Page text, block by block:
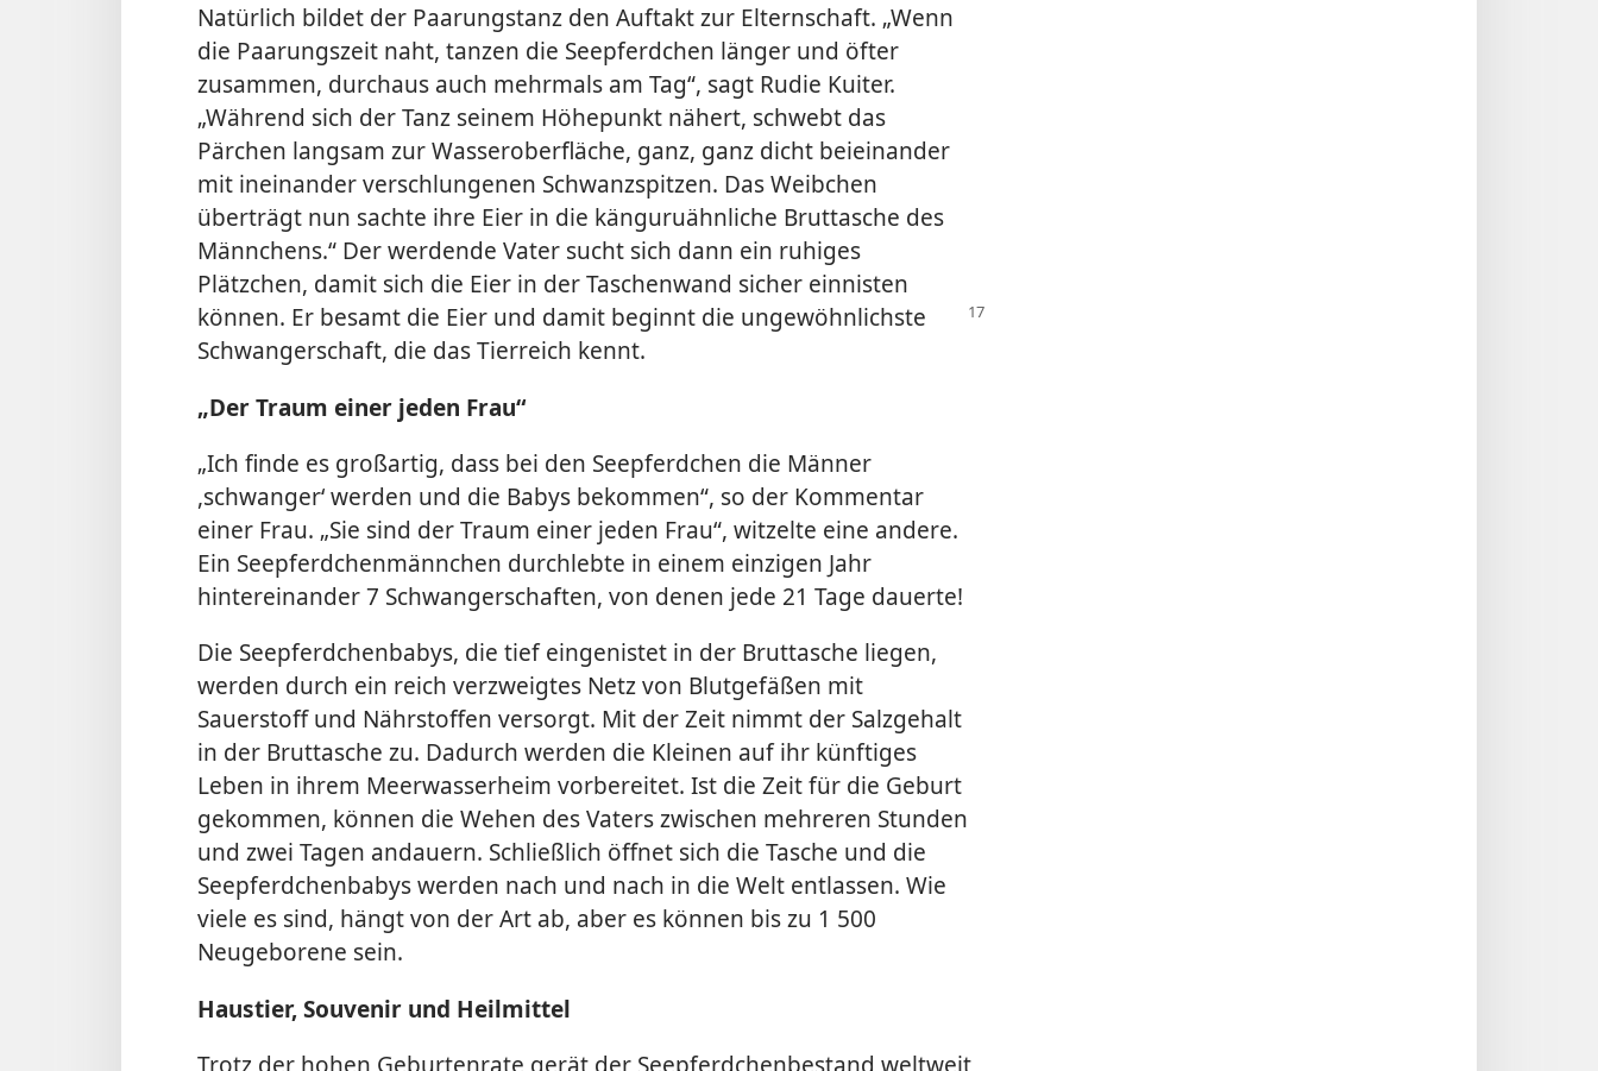
Natürlich bildet der Paarungstanz den Auftakt zur Elternschaft. „Wenn
die Paarungszeit naht, tanzen die Seepferdchen länger und öfter
zusammen, durchaus auch mehrmals am Tag“, sagt Rudie Kuiter.
„Während sich der Tanz seinem Höhepunkt nähert, schwebt das
Pärchen langsam zur Wasseroberfläche, ganz, ganz dicht beieinander
mit ineinander verschlungenen Schwanzspitzen. Das Weibchen
überträgt nun sachte ihre Eier in die känguruähnliche Bruttasche des
Männchens.“ Der werdende Vater sucht sich dann ein ruhiges
Plätzchen, damit sich die Eier in der Taschenwand sicher einnisten
können. Er besamt die Eier und damit beginnt die ungewöhnlichste
Schwangerschaft, die das Tierreich kennt.
„Der Traum einer jeden Frau“
„Ich finde es großartig, dass bei den Seepferdchen die Männer
,schwanger‘ werden und die Babys bekommen“, so der Kommentar
einer Frau. „Sie sind der Traum einer jeden Frau“, witzelte eine andere.
Ein Seepferdchenmännchen durchlebte in einem einzigen Jahr
hintereinander 7 Schwangerschaften, von denen jede 21 Tage dauerte!
Die Seepferdchenbabys, die tief eingenistet in der Bruttasche liegen,
werden durch ein reich verzweigtes Netz von Blutgefäßen mit
Sauerstoff und Nährstoffen versorgt. Mit der Zeit nimmt der Salzgehalt
in der Bruttasche zu. Dadurch werden die Kleinen auf ihr künftiges
Leben in ihrem Meerwasserheim vorbereitet. Ist die Zeit für die Geburt
gekommen, können die Wehen des Vaters zwischen mehreren Stunden
und zwei Tagen andauern. Schließlich öffnet sich die Tasche und die
Seepferdchenbabys werden nach und nach in die Welt entlassen. Wie
viele es sind, hängt von der Art ab, aber es können bis zu 1 500
Neugeborene sein.
Haustier, Souvenir und Heilmittel
Trotz der hohen Geburtenrate gerät der Seepferdchenbestand weltweit